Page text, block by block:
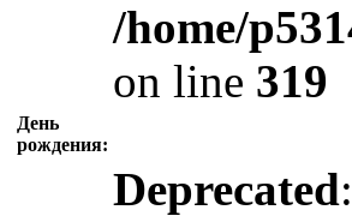
День
рождения:
/home/
on line 319
Deprecated